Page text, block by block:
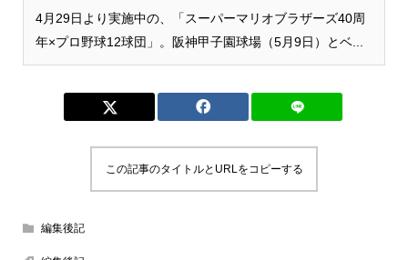
4月29日より実施中の、「スーパーマリオブラザーズ40周
年×プロ野球12球団」。阪神甲子園球場（5月9日）とベ...
この記事のタイトルとURLをコピーする
編集後記